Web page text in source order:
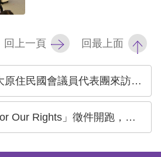
回上一頁 回最上面
民國會議員代表團來訪 臺加交流原住民族人權議題
Rights」徵件開跑，讓世界看見你的人權海報！